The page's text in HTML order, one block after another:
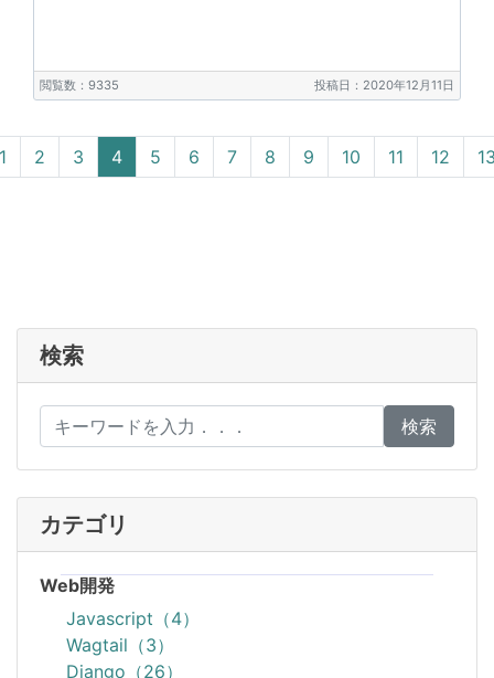
閲覧数：9335 投稿日：2020年12月11日
2 3 4 5 6 7 8 9 10 11 12
検索
検索
カテゴリ
Web開発
Javascript（4）
Wagtail（3）
Django（26）